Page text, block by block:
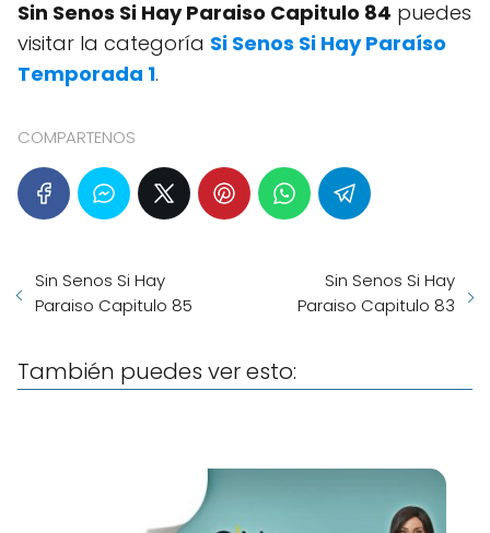
Sin Senos Si Hay Paraiso Capitulo 84 puedes
visitar la categoría Si Senos Si Hay Paraíso
Temporada 1.
COMPARTENOS
Sin Senos Si Hay
Paraiso Capitulo 85
Sin Senos Si Hay
Paraiso Capitulo 83
También puedes ver esto: